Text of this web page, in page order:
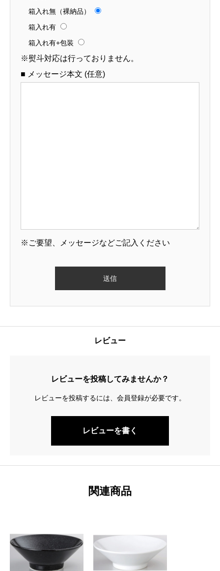
箱入れ無（裸納品）
箱入れ有
箱入れ有+包装
※熨斗対応は行っておりません。
■ メッセージ本文 (任意)
※ご要望、メッセージなどご記入ください
レビュー
レビューを投稿してみませんか？
レビューを投稿するには、会員登録が必要です。
レビューを書く
関連商品